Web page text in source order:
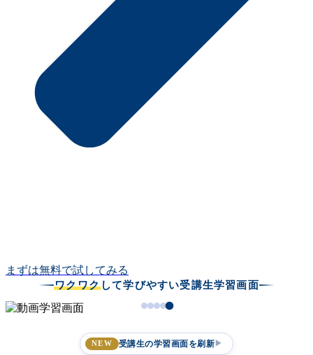
まずは無料で試してみる
ワクワク して学びやすい受講生学習画面
NEW 受講生の学習画面を刷新 ▶